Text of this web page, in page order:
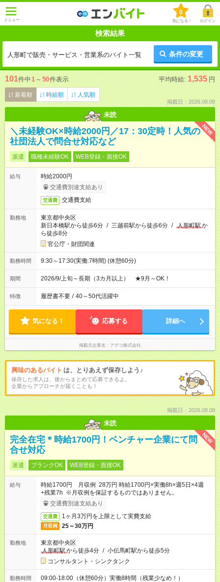
メニュー
0
気になる！ ログイン
検索結果
人形町で販売・サービス・営業系のバイト一覧 条件の変更
101件中1 ～ 50件表示 平均時給: 1,535 円
新着順 時給順 人気順
掲載日：2026.08.08
未読
NEW
＼未経験OK×時給2000円／17：30定時！人気の
社団法人で問合せ対応など
派遣 職種未経験OK WEB登録・面接OK
給与
時給2000円
交通費別途支給あり
交通費 交通費支給
勤務地
東京都中央区
新日本橋駅から徒歩6分 / 三越前駅から徒歩6分 / 人形町駅か
ら徒歩8分
官公庁・財団関連
勤務時間 9:30～17:30(実働:7時間) (休憩60分)
期間 2026/9/上旬～長期（3カ月以上） ★9月～OK！
特徴 履歴書不要 / 40～50代活躍中
気になる！ 応募する 詳細へ
掲載元企業名 アデコ株式会社
興味のあるバイト は、とりあえず保存しよう♪
保存した求人は、後からまとめて応募できるよ。
企業からアプローチが届くことも！
掲載日：2026.08.08
未読
NEW
完全在宅＊時給1700円！ベンチャー企業にて問
合せ対応
派遣 ブランクOK WEB登録・面接OK
給与
時給1700円 月収例 28万円 時給1700円×実働8h×週5日×4週
+残業7h ※月収例を保証するものではありません。
交通費別途支給あり
交通費 1ヶ月3万円を上限として実費支給
月収例 25～30万円
勤務地
東京都中央区
人形町駅から徒歩4分 / 小伝馬町駅から徒歩5分
コンサルタント・シンクタンク
勤務時間 09:00-18:00（休憩60分）実働8時間（残業少なめ！）